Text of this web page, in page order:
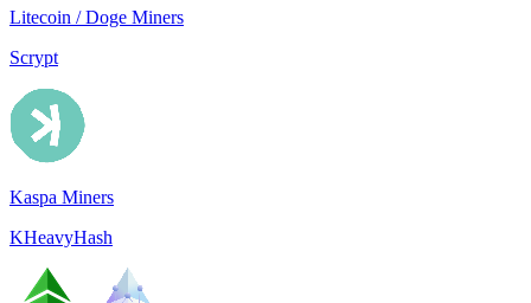
Litecoin / Doge Miners
Scrypt
Kaspa Miners
KHeavyHash